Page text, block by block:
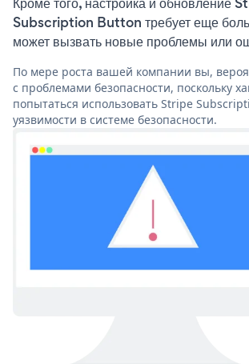
Subscription Button требует еще
может вызвать новые проблемы или
По мере роста вашей компании вы,
с проблемами безопасности, поскольку
попытаться использовать Stripe
уязвимости в системе безопасности.